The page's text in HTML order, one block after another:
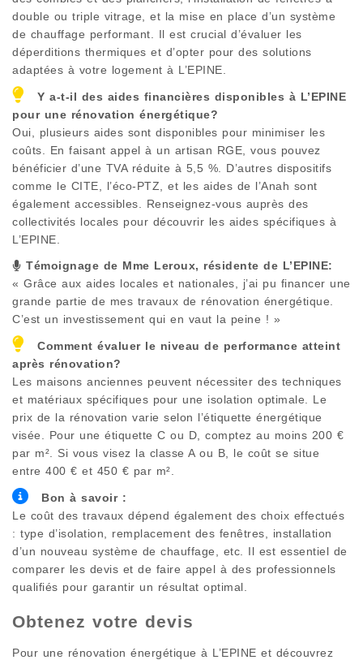
double ou triple vitrage, et la mise en place d’un système
de chauffage performant. Il est crucial d’évaluer les
déperditions thermiques et d’opter pour des solutions
adaptées à votre logement à L’EPINE
Y a-t-il des aides financières disponibles à L’EPINE
pour une rénovation énergétique?
Oui, plusieurs aides sont disponibles pour minimiser les
coûts. En faisant appel à un artisan RGE, vous pouvez
bénéficier d’une TVA réduite à 5,5 %. D’autres dispositifs
comme le CITE, l’éco-PTZ, et les aides de l’Anah sont
également accessibles. Renseignez-vous auprès des
collectivités locales pour découvrir les aides spécifiques à
L’EPINE
Témoignage de Mme Leroux, résidente de L’EPINE:
« Grâce aux aides locales et nationales, j’ai pu financer une
grande partie de mes travaux de rénovation énergétique.
C’est un investissement qui en vaut la peine ! »
Comment évaluer le niveau de performance atteint
après rénovation?
Les maisons anciennes peuvent nécessiter des techniques
et matériaux spécifiques pour une isolation optimale. Le
prix de la rénovation varie selon l’étiquette énergétique
visée. Pour une étiquette C ou D, comptez au moins 200 €
par m². Si vous visez la classe A ou B, le coût se situe
entre 400 € et 450 € par m².
Bon à savoir :
Le coût des travaux dépend également des choix effectués
: type d’isolation, remplacement des fenêtres, installation
d’un nouveau système de chauffage, etc. Il est essentiel de
comparer les devis et de faire appel à des professionnels
qualifiés pour garantir un résultat optimal.
Obtenez votre devis
Pour une rénovation énergétique à L’EPINE et découvrez